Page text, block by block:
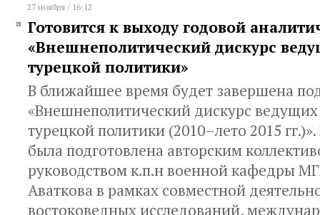
27 ноября / 16:12
Готовится к выходу годовой
«Внешнеполитический дискурс
турецкой политики»
В ближайшее время будет завершена
«Внешнеполитический дискурс ведущих
турецкой политики (2010–лето 2015
была подготовлена авторским
руководством к.п.н военной кафедры
Аваткова в рамках совместной
востоковедных исследований,